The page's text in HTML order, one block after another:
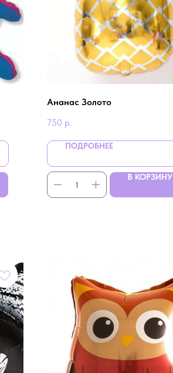
Ананас Золото
750 р.
ПОДРОБНЕЕ
В КОРЗИНУ